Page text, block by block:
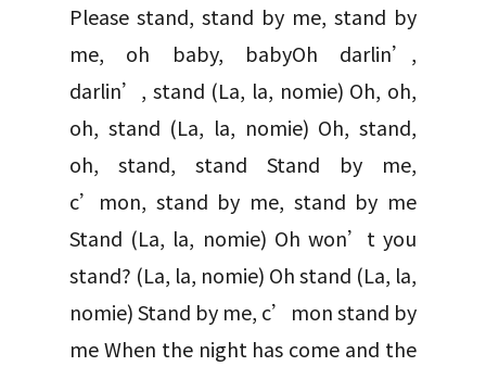
Please stand, stand by me, stand by
me, oh baby, babyOh darlin’,
darlin’, stand (La, la, nomie) Oh, oh,
oh, stand (La, la, nomie) Oh, stand,
oh, stand, stand Stand by me,
c’mon, stand by me, stand by me
Stand (La, la, nomie) Oh won’t you
stand? (La, la, nomie) Oh stand (La, la,
nomie) Stand by me, c’mon stand by
me When the night has come and the